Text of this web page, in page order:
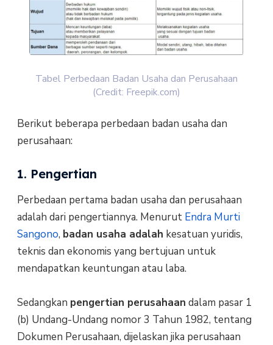
Tabel Perbedaan Badan Usaha dan Perusahaan
(Credit: Freepik.com)
Berikut beberapa perbedaan badan usaha dan
perusahaan:
1. Pengertian
Perbedaan pertama badan usaha dan perusahaan
adalah dari pengertiannya. Menurut Endra Murti
Sangono, badan usaha adalah kesatuan yuridis,
teknis dan ekonomis yang bertujuan untuk
mendapatkan keuntungan atau laba.
Sedangkan pengertian perusahaan dalam pasar 1
(b) Undang-Undang nomor 3 Tahun 1982, tentang
Dokumen Perusahaan, dijelaskan jika perusahaan